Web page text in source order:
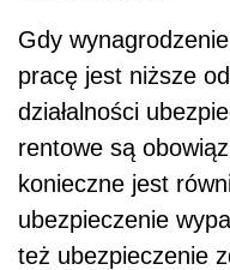
Gdy
pracę jest niższe
działalności
rentowe są
konieczne jest
ubezpieczenie
też ubezpieczenie